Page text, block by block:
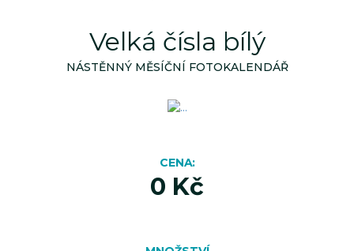
Velká čísla bílý
NÁSTĚNNÝ MĚSÍČNÍ FOTOKALENDÁŘ
CENA
0 Kč